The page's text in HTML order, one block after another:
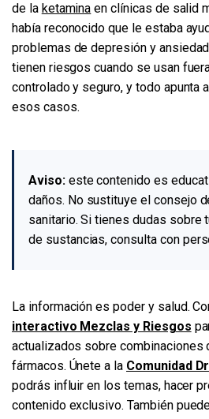
de la ketamina en clínicas de salid
había reconocido que le estaba
problemas de depresión y
tienen riesgos cuando se usan
controlado y seguro, y todo apunta
esos casos.
Aviso:este contenido es
daños. No sustituye el consejo
sanitario. Si tienes dudas sobre
de sustancias, consulta con
La información es poder y salud.
interactivo Mezclas y Riesgos
actualizados sobre combinaciones
fármacos. Únete a la Comunidad
podrás influir en los temas, hacer
contenido exclusivo. También